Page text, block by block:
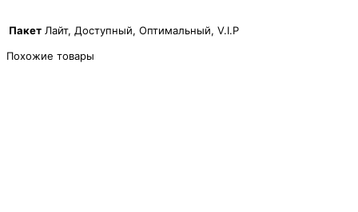
Пакет Лайт, Доступный, Оптимальный, V.I.P
Похожие товары